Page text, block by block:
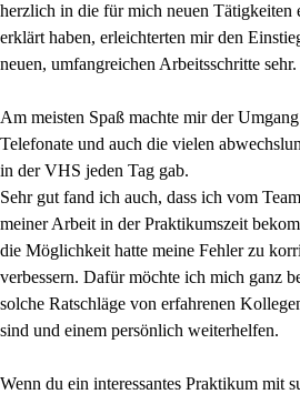
herzlich in die für mich neuen Tätigkeiten
erklärt haben, erleichterten mir den
neuen, umfangreichen Arbeitsschritte sehr.
Am meisten Spaß machte mir der
Telefonate und auch die vielen
in der VHS jeden Tag gab.
Sehr gut fand ich auch, dass ich vom
meiner Arbeit in der Praktikumszeit
die Möglichkeit hatte meine Fehler zu
verbessern. Dafür möchte ich mich ganz
solche Ratschläge von erfahrenen
sind und einem persönlich weiterhelfen.
Wenn du ein interessantes Praktikum mit